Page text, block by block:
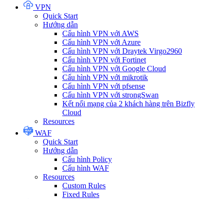
VPN
Quick Start
Hướng dẫn
Cấu hình VPN với AWS
Cấu hình VPN với Azure
Cấu hình VPN với Draytek Virgo2960
Cấu hình VPN với Fortinet
Cấu hình VPN với Google Cloud
Cấu hình VPN với mikrotik
Cấu hình VPN với pfsense
Cấu hình VPN với strongSwan
Kết nối mạng của 2 khách hàng trên Bizfly
Cloud
Resources
WAF
Quick Start
Hướng dẫn
Cấu hình Policy
Cấu hình WAF
Resources
Custom Rules
Fixed Rules